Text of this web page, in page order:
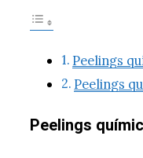
Peelings
Peelings
Peelings